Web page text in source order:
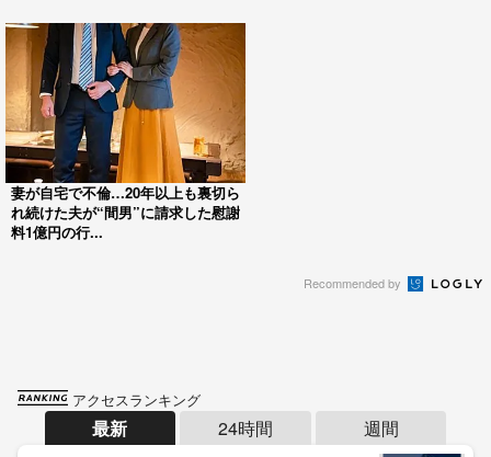
妻が自宅で不倫…20年以上も裏切ら
れ続けた夫が“間男”に請求した慰謝
料1億円の行...
Recommended by
アクセスランキング
最新 24時間 週間